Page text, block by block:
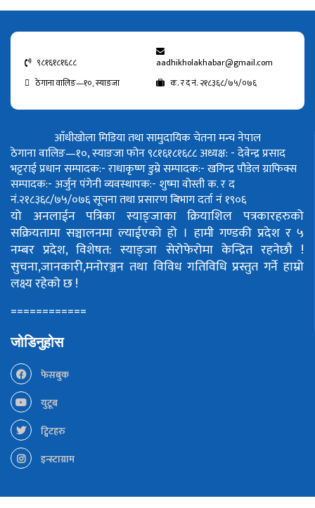
९८१६१८१६८८
aadhikholakhabar@gmail.com
ठेगाना वालिङ—१०, स्याङजा
क. र द नं. २१८३६८/७५/०७६
आँधीखोला मिडिया तथा सामुदायिक चेतना मन्च नेपाल
ठेगाना वालिङ—१०, स्याङजा फोन ९८१६१८१६८८अध्यक्ष: - देवेन्द्र प्रसाद
भट्टराईप्रधान सम्पादक:- राधाकृष्ण डुम्रेसम्पादक:- खगिन्द्र पौडेलग्राफिक्स
सम्पादक:- अर्जुन पंगेनीव्यवस्थापक:- शुष्मा वोस्तीक. र द
नं.२१८३६८/७५/०७६सूचना तथा प्रसारण बिभाग दर्ता नं १९०६
यो अनलाईन पत्रिका स्याङ्जाका क्रियाशिल पत्रकारहरुको
सक्रियतामा सञ्चालनमा ल्याईएको हो । हामी गण्डकी प्रदेश र ५
नम्बर प्रदेश, विशेषत: स्याङ्जा सेरोफेरोमा केन्द्रित रहनेछौ !
सुचना,जानकारी,मनोरञ्जन तथा विविध गतिविधि प्रस्तुत गर्ने हाम्रो
लक्ष्य रहेको छ !
============
जोडिनुहोस
फेसबुक
युटूब
ट्विटहरु
इन्स्टाग्राम